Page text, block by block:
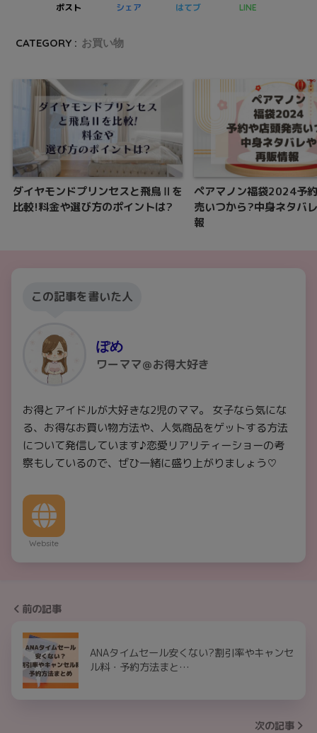
ポスト シェア はてブ LINE
CATEGORY : お買い物
ダイヤモンドプリンセスと飛鳥Ⅱを
比較!料金や選び方のポイントは?
ペアマノン福袋2024予
売いつから?中身ネタバ
報
この記事を書いた人
ぽめ
ワーママ＠お得大好き
お得とアイドルが大好きな2児のママ。 女子なら気にな
る、お得なお買い物方法や、人気商品をゲットする方法
について発信しています♪恋愛リアリティーショーの考
察もしているので、ぜひ一緒に盛り上がりましょう♡
Website
前の記事
ANAタイムセール安くない?割引率やキャンセ
ル料・予約方法まと…
次の記事